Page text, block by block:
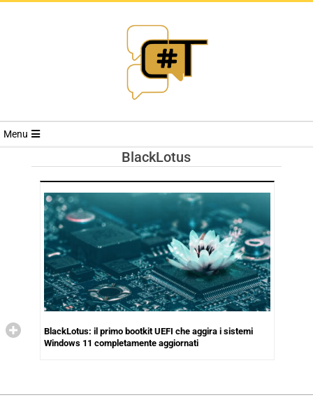
RIVISTA
TRENDS
Menu
BlackLotus
BlackLotus: il primo bootkit UEFI che aggira i sistemi
Windows 11 completamente aggiornati